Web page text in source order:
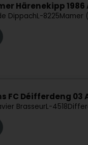
Härenekipp 1986
DippachL-8225Mamer
FC Déifferdeng 03
BrasseurL-4518